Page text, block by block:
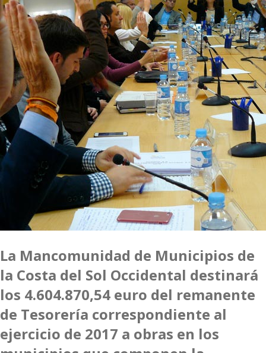
La Mancomunidad de Municipios de
la Costa del Sol Occidental destinará
los 4.604.870,54 euro del remanente
de Tesorería correspondiente al
ejercicio de 2017 a obras en los